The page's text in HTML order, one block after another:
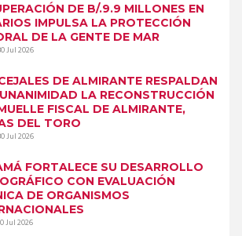
DE B/.9.9 MILLONES EN
IMPULSA LA PROTECCIÓN
DE LA GENTE DE MAR
Jul 2026
DE ALMIRANTE RESPALDAN
LA RECONSTRUCCIÓN
FISCAL DE ALMIRANTE,
DEL TORO
Jul 2026
FORTALECE SU DESARROLLO
CON EVALUACIÓN
DE ORGANISMOS
Jul 2026